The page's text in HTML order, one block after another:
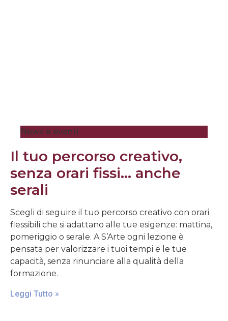
News e eventi
Il tuo percorso creativo,
senza orari fissi… anche
serali
Scegli di seguire il tuo percorso creativo con orari
flessibili che si adattano alle tue esigenze: mattina,
pomeriggio o serale. A S’Arte ogni lezione è
pensata per valorizzare i tuoi tempi e le tue
capacità, senza rinunciare alla qualità della
formazione.
Leggi Tutto »